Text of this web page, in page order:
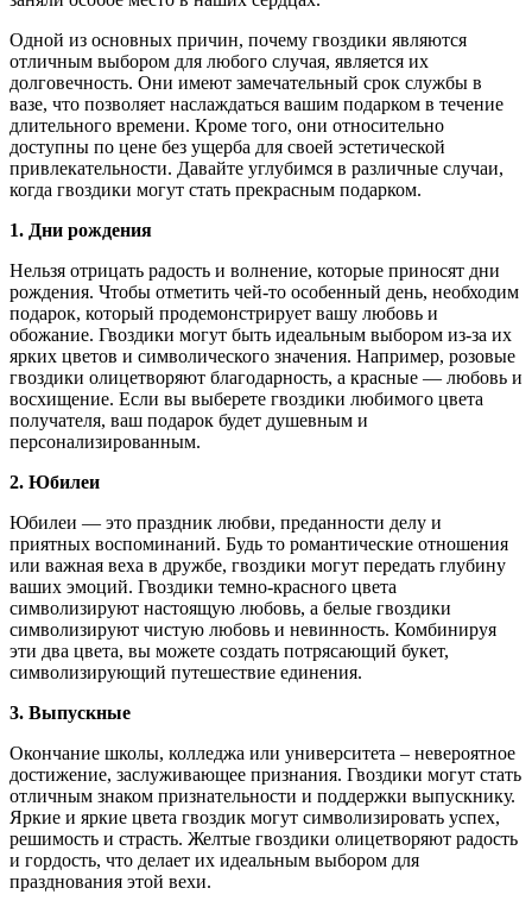
Одной из основных причин, почему гвоздики являются
отличным выбором для любого случая, является их
долговечность. Они имеют замечательный срок службы в
вазе, что позволяет наслаждаться вашим подарком в течение
длительного времени. Кроме того, они относительно
доступны по цене без ущерба для своей эстетической
привлекательности. Давайте углубимся в различные случаи,
когда гвоздики могут стать прекрасным подарком.
1. Дни рождения
Нельзя отрицать радость и волнение, которые приносят дни
рождения. Чтобы отметить чей-то особенный день, необходим
подарок, который продемонстрирует вашу любовь и
обожание. Гвоздики могут быть идеальным выбором из-за их
ярких цветов и символического значения. Например, розовые
гвоздики олицетворяют благодарность, а красные — любовь и
восхищение. Если вы выберете гвоздики любимого цвета
получателя, ваш подарок будет душевным и
персонализированным.
2. Юбилеи
Юбилеи — это праздник любви, преданности делу и
приятных воспоминаний. Будь то романтические отношения
или важная веха в дружбе, гвоздики могут передать глубину
ваших эмоций. Гвоздики темно-красного цвета
символизируют настоящую любовь, а белые гвоздики
символизируют чистую любовь и невинность. Комбинируя
эти два цвета, вы можете создать потрясающий букет,
символизирующий путешествие единения.
3. Выпускные
Окончание школы, колледжа или университета – невероятное
достижение, заслуживающее признания. Гвоздики могут стать
отличным знаком признательности и поддержки выпускнику.
Яркие и яркие цвета гвоздик могут символизировать успех,
решимость и страсть. Желтые гвоздики олицетворяют радость
и гордость, что делает их идеальным выбором для
празднования этой вехи.